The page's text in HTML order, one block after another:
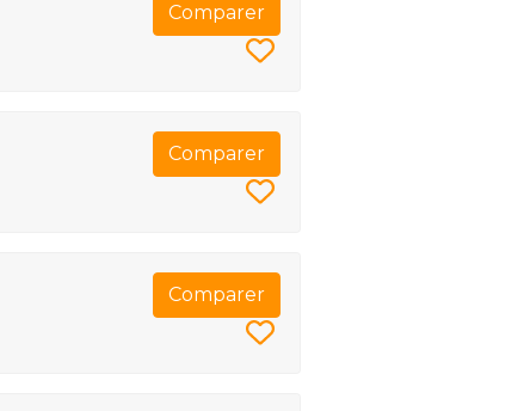
Comparer
Comparer
Comparer